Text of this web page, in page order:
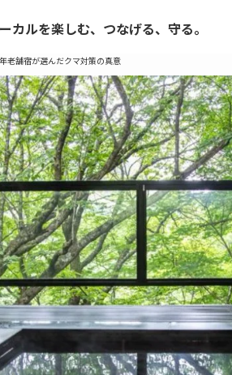
カルを楽しむ、つなげる、守る。
老舗宿が選んだクマ対策の真意